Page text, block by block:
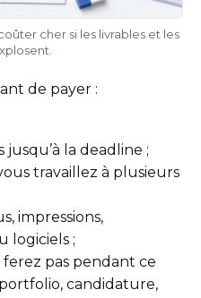
cher si les livrables et les
de payer :
la deadline ;
travaillez à plusieurs
impressions,
logiciels ;
pas pendant ce
candidature,